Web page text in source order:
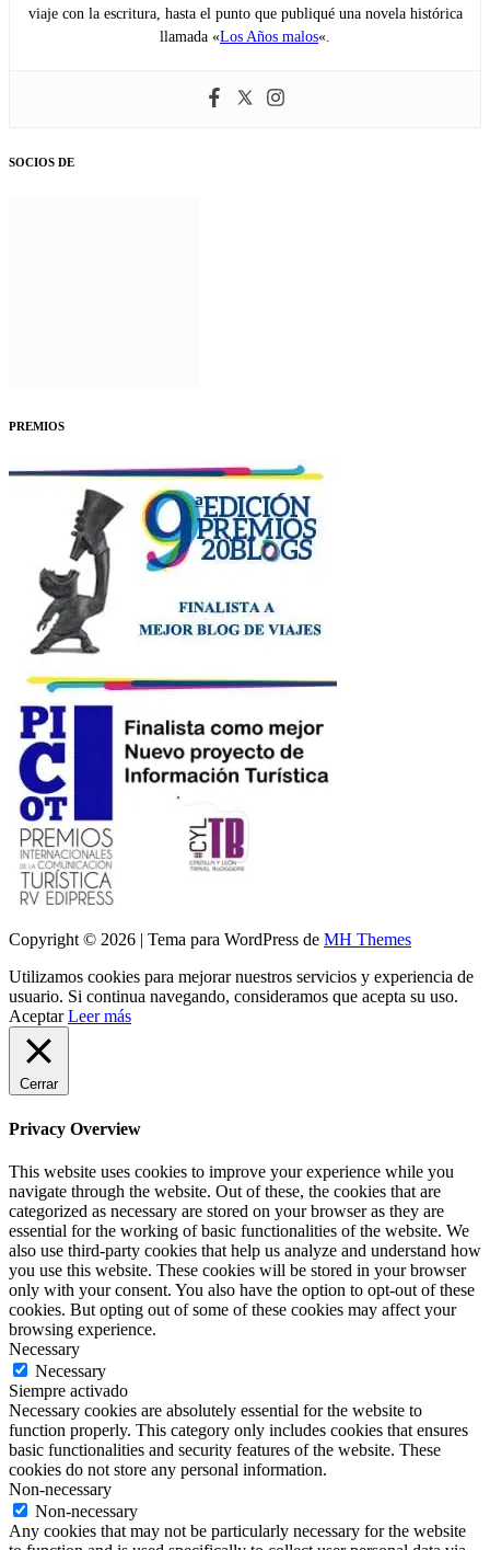
viaje con la escritura, hasta el punto que publiqué una novela histórica
llamada «Los Años malos«.
SOCIOS DE
PREMIOS
Copyright © 2026 | Tema para WordPress de MH Themes
Utilizamos cookies para mejorar nuestros servicios y experiencia de
usuario. Si continua navegando, consideramos que acepta su uso.
Aceptar Leer más
Cerrar
Privacy Overview
This website uses cookies to improve your experience while you
navigate through the website. Out of these, the cookies that are
categorized as necessary are stored on your browser as they are
essential for the working of basic functionalities of the website. We
also use third-party cookies that help us analyze and understand how
you use this website. These cookies will be stored in your browser
only with your consent. You also have the option to opt-out of these
cookies. But opting out of some of these cookies may affect your
browsing experience.
Necessary
Necessary
Siempre activado
Necessary cookies are absolutely essential for the website to
function properly. This category only includes cookies that ensures
basic functionalities and security features of the website. These
cookies do not store any personal information.
Non-necessary
Non-necessary
Any cookies that may not be particularly necessary for the website